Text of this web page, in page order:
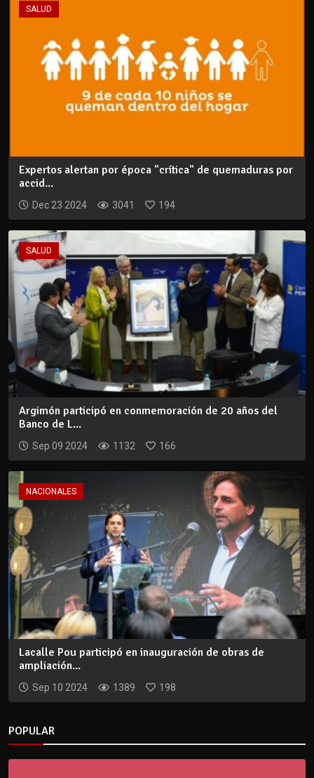
SALUD
Expertos alertan por época "crítica" de quemaduras por
accid...
Dec 23 2024 3041 194
SALUD
Argimón participó en conmemoración de 20 años del
Banco de L...
Sep 09 2024 1132 166
NACIONALES
Lacalle Pou participó en inauguración de obras de
ampliación...
Sep 10 2024 1389 198
POPULAR